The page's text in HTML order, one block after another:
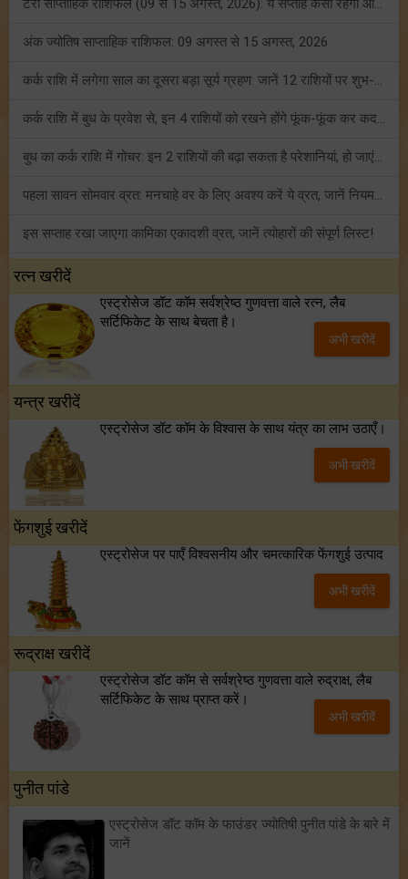
टैरो साप्ताहिक राशिफल (09 से 15 अगस्त, 2026): ये सप्ताह कैसा रहेगा आपके लिए? जानें!
अंक ज्योतिष साप्ताहिक राशिफल: 09 अगस्त से 15 अगस्त, 2026
कर्क राशि में लगेगा साल का दूसरा बड़ा सूर्य ग्रहण: जानें 12 राशियों पर शुभ-अशुभ प्रभाव!
कर्क राशि में बुध के प्रवेश से, इन 4 राशियों को रखने होंगे फूंक-फूंक कर कदम!
बुध का कर्क राशि में गोचर: इन 2 राशियों की बढ़ा सकता है परेशानियां, हो जाएं सावधान!
पहला सावन सोमवार व्रत: मनचाहे वर के लिए अवश्य करें ये व्रत, जानें नियम एवं पूजा विधि!
इस सप्ताह रखा जाएगा कामिका एकादशी व्रत, जानें त्योहारों की संपूर्ण लिस्ट!
रत्न खरीदें
एस्ट्रोसेज डॉट कॉम सर्वश्रेष्ठ गुणवत्ता वाले रत्न, लैब
सर्टिफिकेट के साथ बेचता है।
अभी खरीदें
यन्त्र खरीदें
एस्ट्रोसेज डॉट कॉम के विश्वास के साथ यंत्र का लाभ उठाएँ।
अभी खरीदें
फेंगशुई खरीदें
एस्ट्रोसेज पर पाएँ विश्वसनीय और चमत्कारिक फेंगशुई उत्पाद
अभी खरीदें
रूद्राक्ष खरीदें
एस्ट्रोसेज डॉट कॉम से सर्वश्रेष्ठ गुणवत्ता वाले रुद्राक्ष, लैब
सर्टिफिकेट के साथ प्राप्त करें।
अभी खरीदें
पुनीत पांडे
एस्ट्रोसेज डॉट कॉम के फाउंडर ज्योतिषी पुनीत पांडे के बारे में
जानें